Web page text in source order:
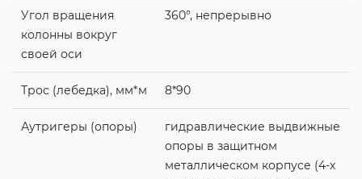
Угол вращения
колонны вокруг
своей оси
360°, непрерывно
Трос (лебедка), мм*м 8*90
Аутригеры (опоры)
гидравлические выдвижные
опоры в защитном
металлическом корпусе (4-х